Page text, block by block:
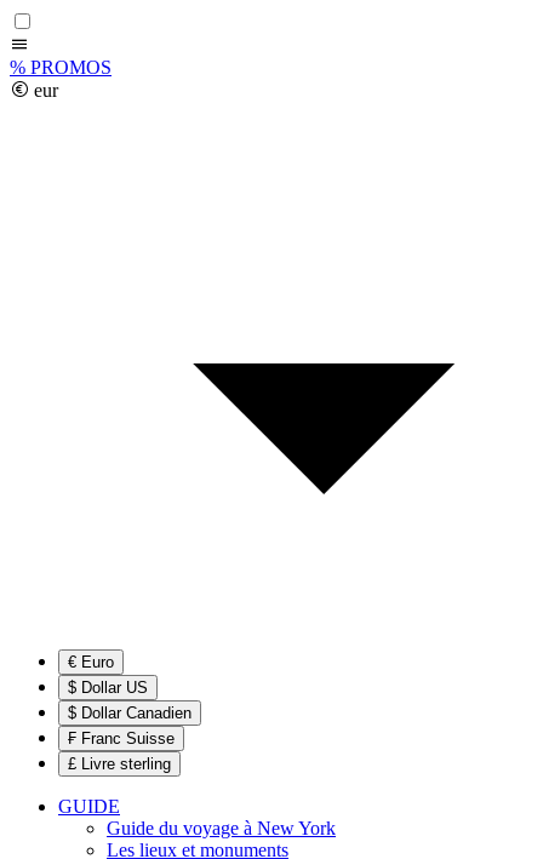
% PROMOS
eur
€ Euro
$ Dollar US
$ Dollar Canadien
₣ Franc Suisse
£ Livre sterling
GUIDE
Guide du voyage à New York
Les lieux et monuments